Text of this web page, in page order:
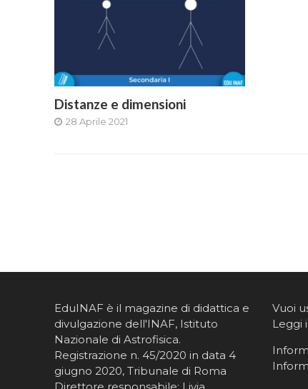
Distanze e dimensioni
28 Aprile 2021
EduINAF è il magazine di didattica e
divulgazione dell'INAF, Istituto
Nazionale di Astrofisica.
Registrazione n. 45/2020 in data 4
giugno 2020, Tribunale di Roma
Vuoi
Leggi